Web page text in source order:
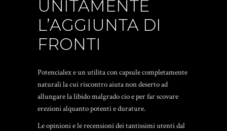
UNITAMENTE
L’AGGIUNTA DI
FRONTI
Potencialex e un utilita con capsule completamente
naturali la cui riscontro aiuta non deserto ad
allungare la libido malgrado cio e per far scovare
erezioni alquanto potenti e durature.
Le opinioni e le recensioni dei tantissimi utenti dal